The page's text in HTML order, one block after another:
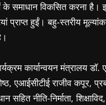
समाधान विकसित करना है।
प्राप्त हुईं। बहु-स्तरीय
कार्यान्वयन मंत्रालय डॉ.
एआईसीटीई राजीव कपूर,
नीति-निर्माता,